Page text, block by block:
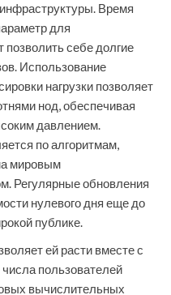
Время
для
позволить себе долгие
Использование
нагрузки позволяет
нод, обеспечивая
давлением.
по алгоритмам,
мировым
Регулярные обновления
нулевого дня еще до
публике.
ей расти вместе с
пользователей
вычислительных